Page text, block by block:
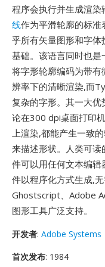
程序会执行并生成渲
线作为平滑轮廓的标
乎所有矢量图形和字
基础。该语言同时也
将字形轮廓编码为带
辨率下的清晰渲染,而
复杂的字形。其一大
论在300 dpi桌面打印
上渲染,都能产生一致
来描述形状。人类可读
件可以用任何文本编
件以程序化方式生成,
Ghostscript、Adobe
图形工具广泛支持。
开发者: Adobe Systems
首次发布: 1984